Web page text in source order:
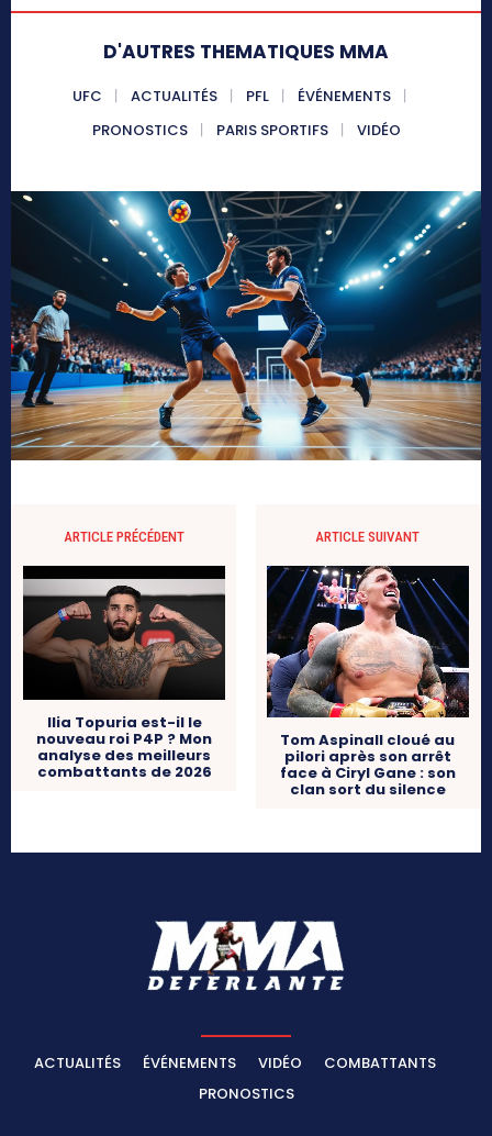
D'AUTRES THEMATIQUES MMA
UFC ACTUALITÉS PFL
ÉVÉNEMENTS
PRONOSTICS
PARIS SPORTIFS VIDÉO
ARTICLE PRÉCÉDENT
Ilia Topuria est-il le
nouveau roi P4P ? Mon
analyse des meilleurs
combattants de 2026
ARTICLE SUIVANT
Tom Aspinall cloué au
pilori après son arrêt
face à Ciryl Gane : son
clan sort du silence
ACTUALITÉS ÉVÉNEMENTS VIDÉO
COMBATTANTS
PRONOSTICS